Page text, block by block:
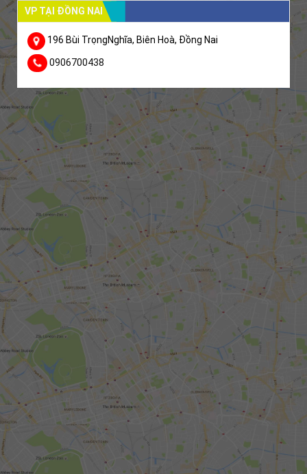
VP TẠI ĐỒNG NAI
196 Bùi TrọngNghĩa, Biên Hoà, Đồng Nai
0906700438